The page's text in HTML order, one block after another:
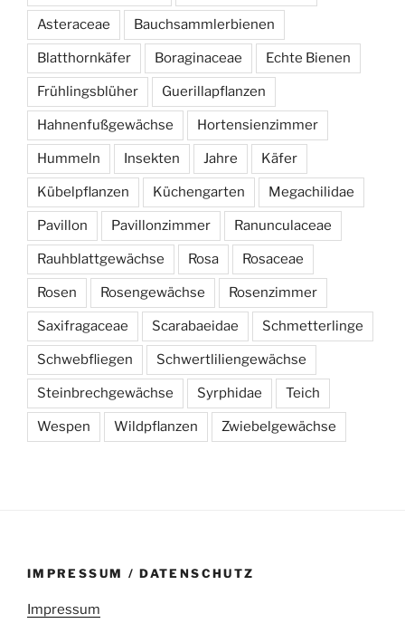
Asteraceae Bauchsammlerbienen
Blatthornkäfer Boraginaceae Echte Bienen
Frühlingsblüher Guerillapflanzen
Hahnenfußgewächse Hortensienzimmer
Hummeln Insekten Jahre Käfer
Kübelpflanzen Küchengarten Megachilidae
Pavillon Pavillonzimmer Ranunculaceae
Rauhblattgewächse Rosa Rosaceae
Rosen Rosengewächse Rosenzimmer
Saxifragaceae Scarabaeidae Schmetterlinge
Schwebfliegen Schwertliliengewächse
Steinbrechgewächse Syrphidae Teich
Wespen Wildpflanzen Zwiebelgewächse
IMPRESSUM / DATENSCHUTZ
Impressum